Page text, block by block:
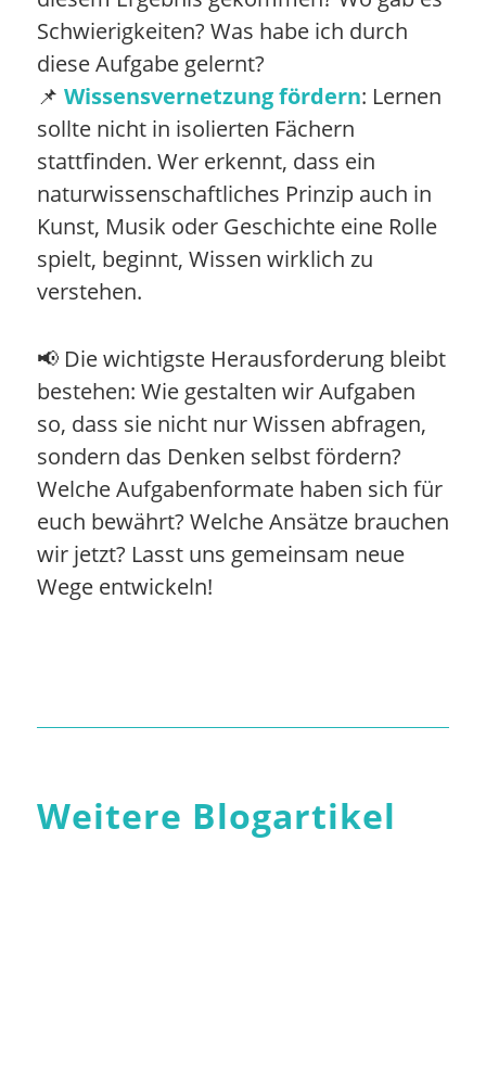
Schwierigkeiten? Was habe ich durch
diese Aufgabe gelernt?
📌 Wissensvernetzung fördern: Lernen
sollte nicht in isolierten Fächern
stattfinden. Wer erkennt, dass ein
naturwissenschaftliches Prinzip auch in
Kunst, Musik oder Geschichte eine Rolle
spielt, beginnt, Wissen wirklich zu
verstehen.
📢 Die wichtigste Herausforderung bleibt
bestehen: Wie gestalten wir Aufgaben
so, dass sie nicht nur Wissen abfragen,
sondern das Denken selbst fördern?
Welche Aufgabenformate haben sich für
euch bewährt? Welche Ansätze brauchen
wir jetzt? Lasst uns gemeinsam neue
Wege entwickeln!
Weitere Blogartikel